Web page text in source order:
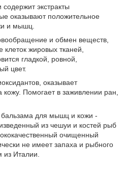
экстракты
оказывают положительное
и мышц.
и обмен веществ,
жировых тканей,
гладкой, ровной,
цвет.
оказывает
Помогает в заживлении ран,
бальзама для мышц и кожи -
из чешуи и костей рыб
очищенный
не имеет запаха и рыбного
из Италии.